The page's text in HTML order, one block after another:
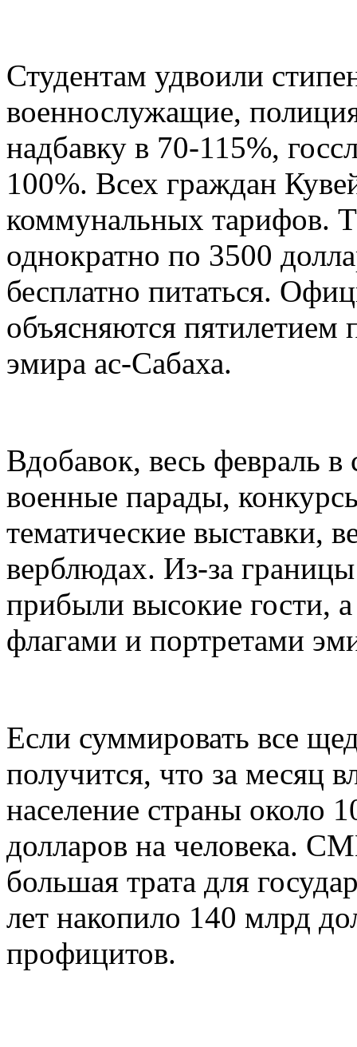
Студентам удвоили
военнослужащие,
надбавку в 70-115%,
100%. Всех граждан
коммунальных тарифов.
однократно по 3500
бесплатно питаться.
объясняются пятилетием
эмира ас-Сабаха.
Вдобавок, весь февраль
военные парады,
тематические выставки,
верблюдах. Из-за
прибыли высокие гости,
флагами и портретами
Если суммировать все
получится, что за месяц
население страны около
долларов на человека.
большая трата для
лет накопило 140 млрд
профицитов.